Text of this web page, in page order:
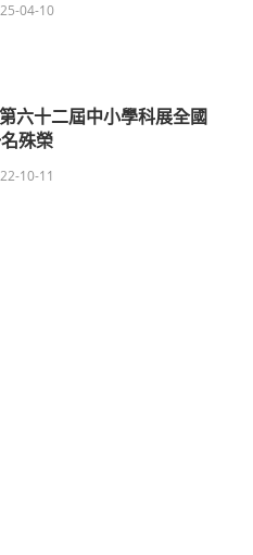
04-10
六十二屆中小學科展全國
殊榮
10-11